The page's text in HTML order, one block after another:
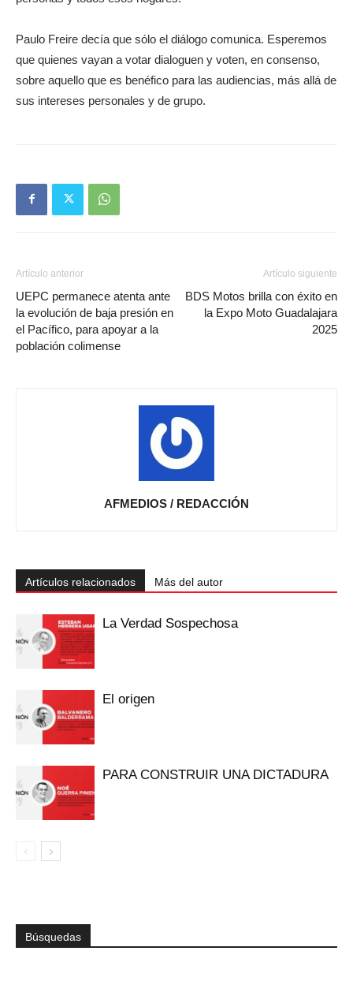
Paulo Freire decía que sólo el diálogo comunica. Esperemos
que quienes vayan a votar dialoguen y voten, en consenso,
sobre aquello que es benéfico para las audiencias, más allá de
sus intereses personales y de grupo.
Artículo anterior
UEPC permanece atenta ante
la evolución de baja presión en
el Pacífico, para apoyar a la
población colimense
Artículo siguiente
BDS Motos brilla con éxito en
la Expo Moto Guadalajara
2025
AFMEDIOS / REDACCIÓN
Artículos relacionados Más del autor
La Verdad Sospechosa
El origen
PARA CONSTRUIR UNA DICTADURA
Búsquedas